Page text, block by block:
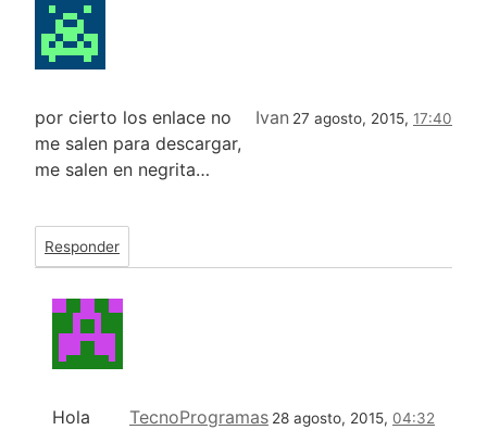
Ivan 27 agosto, 2015, 17:40
por cierto los enlace no
me salen para descargar,
me salen en negrita…
Responder
TecnoProgramas 28 agosto, 2015, 04:32
Hola